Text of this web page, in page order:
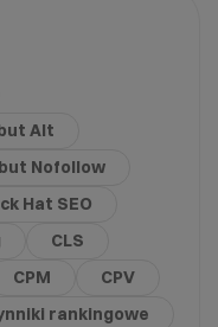
Alt
Nofollow
Hat SEO
CLS
CPM
CPV
rankingowe